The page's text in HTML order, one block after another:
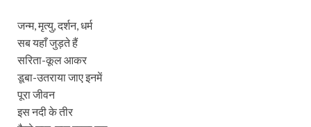
जन्म, मृत्यु, दर्शन, धर्म
सब यहाँ जुड़ते हैं
सरिता-कूल आकर
डूबा-उतराया जाए इनमें
पूरा जीवन
इस नदी के तीर